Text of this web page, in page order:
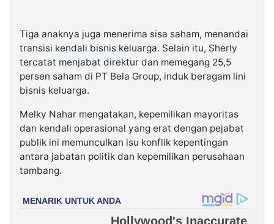
Tiga anaknya juga menerima sisa saham, menandai
transisi kendali bisnis keluarga. Selain itu, Sherly
tercatat menjabat direktur dan memegang 25,5
persen saham di PT Bela Group, induk beragam lini
bisnis keluarga.
Melky Nahar mengatakan, kepemilikan mayoritas
dan kendali operasional yang erat dengan pejabat
publik ini memunculkan isu konflik kepentingan
antara jabatan politik dan kepemilikan perusahaan
tambang.